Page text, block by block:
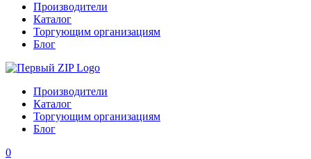
Производители
Каталог
Торгующим организациям
Блог
Производители
Каталог
Торгующим организациям
Блог
0